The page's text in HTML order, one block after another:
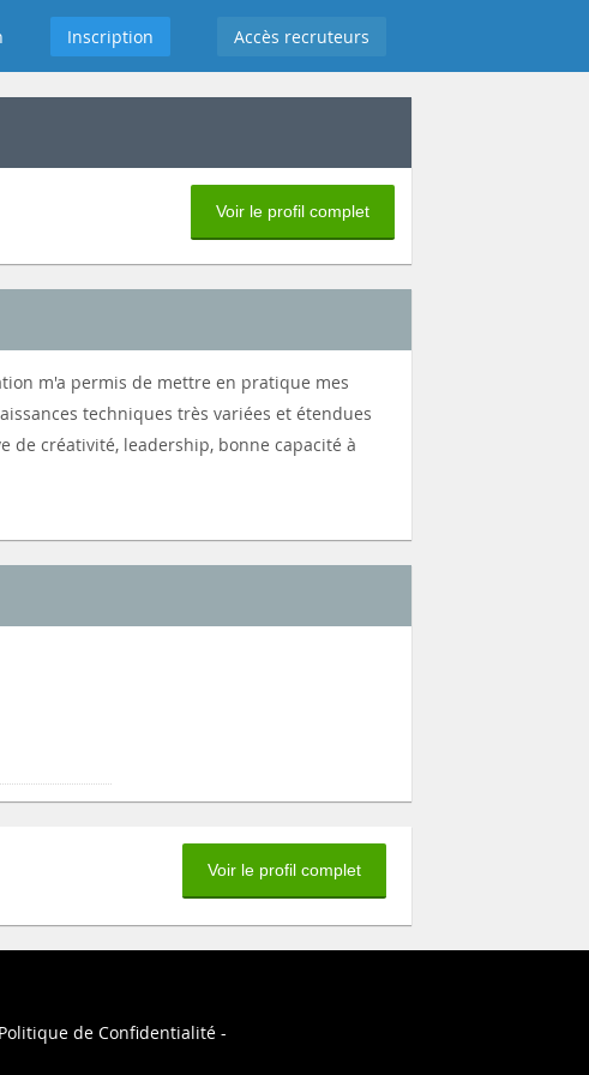
Inscription Accès recruteurs
Voir le profil complet
m'a permis de mettre en pratique mes
techniques très variées et étendues
de créativité, leadership, bonne capacité à
Voir le profil complet
Politique de Confidentialité